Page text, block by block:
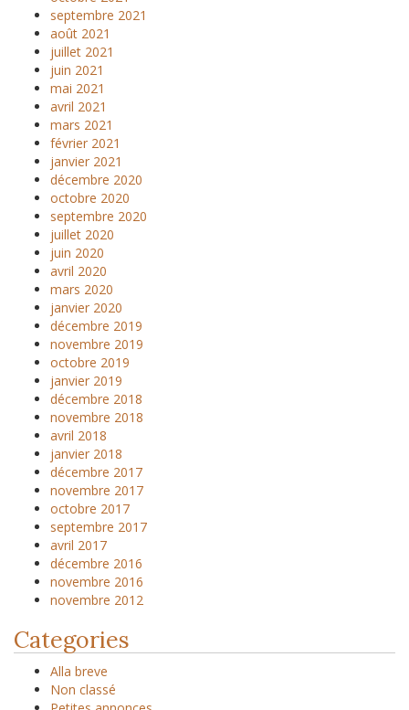
septembre 2021
août 2021
juillet 2021
juin 2021
mai 2021
avril 2021
mars 2021
février 2021
janvier 2021
décembre 2020
octobre 2020
septembre 2020
juillet 2020
juin 2020
avril 2020
mars 2020
janvier 2020
décembre 2019
novembre 2019
octobre 2019
janvier 2019
décembre 2018
novembre 2018
avril 2018
janvier 2018
décembre 2017
novembre 2017
octobre 2017
septembre 2017
avril 2017
décembre 2016
novembre 2016
novembre 2012
Categories
Alla breve
Non classé